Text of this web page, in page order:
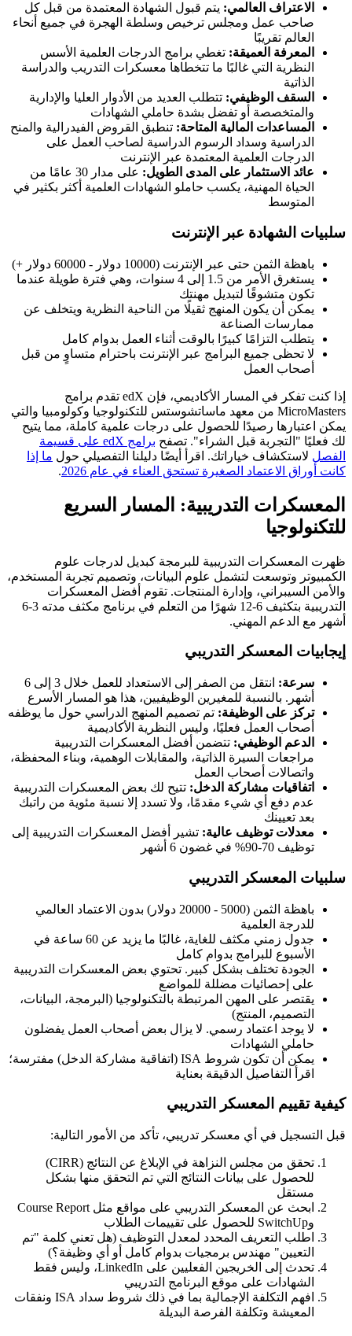
الاعتراف العالمي: يتم قبول الشهادة المعتمدة من قبل كل
صاحب عمل ومجلس ترخيص وسلطة الهجرة في جميع أنحاء
العالم تقريبًا
المعرفة العميقة: تغطي برامج الدرجات العلمية الأسس
النظرية التي غالبًا ما تتخطاها معسكرات التدريب والدراسة
الذاتية
السقف الوظيفي: تتطلب العديد من الأدوار العليا والإدارية
والمتخصصة أو تفضل بشدة حاملي الشهادات
المساعدات المالية المتاحة: تنطبق القروض الفيدرالية والمنح
الدراسية وسداد الرسوم الدراسية لصاحب العمل على
الدرجات العلمية المعتمدة عبر الإنترنت
عائد الاستثمار على المدى الطويل:
على مدار 30 عامًا من
الحياة المهنية، يكسب حاملو الشهادات العلمية أكثر بكثير في
المتوسط
سلبيات الشهادة عبر الإنترنت
باهظة الثمن حتى عبر الإنترنت (10000 دولار - 60000 دولار +)
يستغرق الأمر من 1.5 إلى 4 سنوات، وهي فترة طويلة عندما
تكون متشوقًا لتبديل مهنتك
يمكن أن يكون المنهج ثقيلًا من الناحية النظرية ويتخلف عن
ممارسات الصناعة
يتطلب التزامًا كبيرًا بالوقت أثناء العمل بدوام كامل
لا تحظى جميع البرامج عبر الإنترنت باحترام متساوٍ من قبل
أصحاب العمل
إذا كنت تفكر في المسار الأكاديمي، فإن edX تقدم برامج
MicroMasters من معهد ماساتشوستس للتكنولوجيا وكولومبيا والتي
يمكن اعتبارها رصيدًا للحصول على درجات علمية كاملة، مما يتيح
لك فعليًا "التجربة قبل الشراء". تصفح
برامج edX على قسيمة
الفصل لاستكشاف خياراتك. اقرأ أيضًا دليلنا التفصيلي حول ما إذا
كانت أوراق الاعتماد الصغيرة تستحق العناء في عام 2026
.
المعسكرات التدريبية: المسار السريع
للتكنولوجيا
ظهرت المعسكرات التدريبية للبرمجة كبديل لدرجات علوم
الكمبيوتر وتوسعت لتشمل علوم البيانات، وتصميم تجربة المستخدم،
والأمن السيبراني، وإدارة المنتجات. تقوم أفضل المعسكرات
التدريبية بتكثيف 6-12 شهرًا من التعلم في برنامج مكثف مدته 3-6
أشهر مع الدعم المهني.
إيجابيات المعسكر التدريبي
سرعة:
انتقل من الصفر إلى الاستعداد للعمل خلال 3 إلى 6
أشهر. بالنسبة للمغيرين الوظيفيين، هذا هو المسار الأسرع
تركز على الوظيفة: تم تصميم المنهج الدراسي حول ما يوظفه
أصحاب العمل فعليًا، وليس النظرية الأكاديمية
الدعم الوظيفي: تتضمن أفضل المعسكرات التدريبية
مراجعات السيرة الذاتية، والمقابلات الوهمية، وبناء المحفظة،
واتصالات أصحاب العمل
اتفاقيات مشاركة الدخل: تتيح لك بعض المعسكرات التدريبية
عدم دفع أي شيء مقدمًا، ولا تسدد إلا نسبة مئوية من راتبك
بعد تعيينك
معدلات توظيف عالية: تشير أفضل المعسكرات التدريبية إلى
توظيف 70-90% في غضون 6 أشهر
سلبيات المعسكر التدريبي
باهظة الثمن (5000 - 20000 دولار) بدون الاعتماد العالمي
للدرجة العلمية
جدول زمني مكثف للغاية، غالبًا ما يزيد عن 60 ساعة في
الأسبوع للبرامج بدوام كامل
الجودة تختلف بشكل كبير. تحتوي بعض المعسكرات التدريبية
على إحصائيات مضللة للمواضع
يقتصر على المهن المرتبطة بالتكنولوجيا (البرمجة، البيانات،
التصميم، المنتج)
لا يوجد اعتماد رسمي. لا يزال بعض أصحاب العمل يفضلون
حاملي الشهادات
يمكن أن تكون شروط ISA (اتفاقية مشاركة الدخل) مفترسة؛
اقرأ التفاصيل الدقيقة بعناية
كيفية تقييم المعسكر التدريبي
قبل التسجيل في أي معسكر تدريبي، تأكد من الأمور التالية:
تحقق من مجلس النزاهة في الإبلاغ عن النتائج (CIRR)
للحصول على بيانات النتائج التي تم التحقق منها بشكل
مستقل
ابحث عن المعسكر التدريبي على مواقع مثل Course Report
وSwitchUp للحصول على تقييمات الطلاب
اطلب التعريف المحدد لمعدل التوظيف (هل تعني كلمة "تم
التعيين" مهندس برمجيات بدوام كامل أو أي وظيفة؟)
تحدث إلى الخريجين الفعليين على LinkedIn، وليس فقط
الشهادات على موقع البرنامج التدريبي
افهم التكلفة الإجمالية بما في ذلك شروط سداد ISA ونفقات
المعيشة وتكلفة الفرصة البديلة